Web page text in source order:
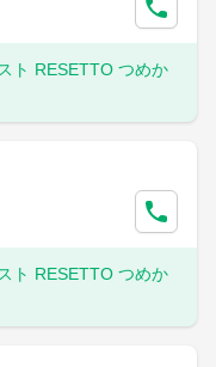
ト RESETTO つめか
ト RESETTO つめか